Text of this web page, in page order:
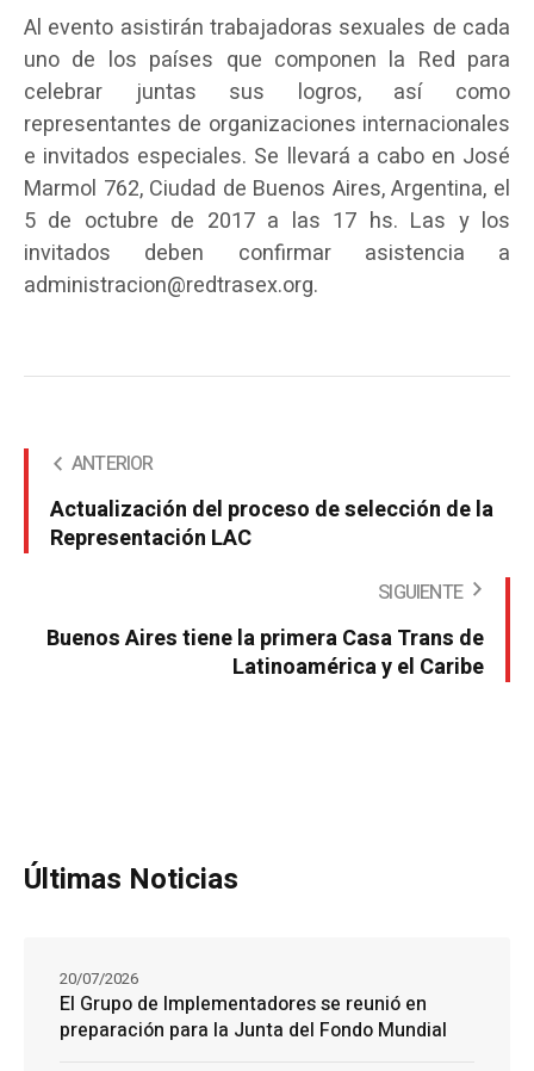
Al evento asistirán trabajadoras sexuales de cada
uno de los países que componen la Red para
celebrar juntas sus logros, así como
representantes de organizaciones internacionales
e invitados especiales. Se llevará a cabo en José
Marmol 762, Ciudad de Buenos Aires, Argentina, el
5 de octubre de 2017 a las 17 hs. Las y los
invitados deben confirmar asistencia a
administracion@redtrasex.org.
ANTERIOR
Actualización del proceso de selección de la
Representación LAC
SIGUIENTE
Buenos Aires tiene la primera Casa Trans de
Latinoamérica y el Caribe
Últimas Noticias
El Grupo de Implementadores se reunió en
preparación para la Junta del Fondo Mundial
20/07/2026